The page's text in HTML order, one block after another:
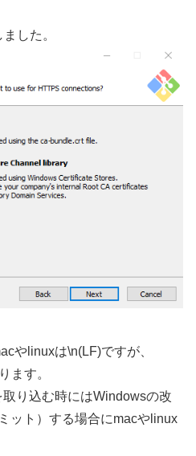
した。
やlinuxは\n(LF)ですが、
ます。
り込む時にはWindowsの改
ット）する場合にmacやlinux